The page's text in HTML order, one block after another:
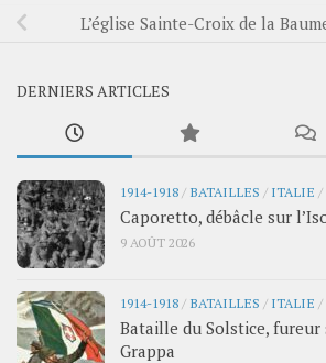
L’église Sainte-Croix de la
DERNIERS ARTICLES
1914-1918 / BATAILLES / ITALIE /
Caporetto, débâcle sur
9 AOÛT 2026
1914-1918 / BATAILLES / ITALIE /
Bataille du Solstice,
Grappa